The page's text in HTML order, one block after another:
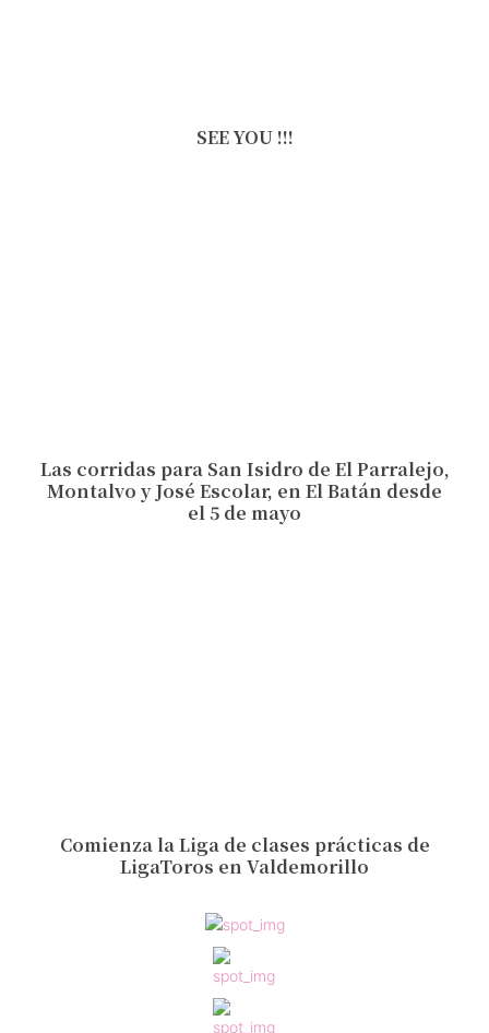
SEE YOU !!!
Las corridas para San Isidro de El Parralejo,
Montalvo y José Escolar, en El Batán desde
el 5 de mayo
Comienza la Liga de clases prácticas de
LigaToros en Valdemorillo